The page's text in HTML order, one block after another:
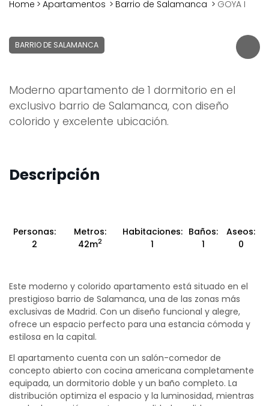
Home > Apartamentos > Barrio de Salamanca > GOYA I
BARRIO DE SALAMANCA
Moderno apartamento de 1 dormitorio en el
exclusivo barrio de Salamanca, con diseño
colorido y excelente ubicación.
Descripción
Personas:
2
Metros:
42m2
Habitaciones:
1
Baños:
1
Aseos:
0
Este moderno y colorido apartamento está situado en el
prestigioso barrio de Salamanca, una de las zonas más
exclusivas de Madrid. Con un diseño funcional y alegre,
ofrece un espacio perfecto para una estancia cómoda y
estilosa en la capital.
El apartamento cuenta con un salón-comedor de
concepto abierto con cocina americana completamente
equipada, un dormitorio doble y un baño completo. La
distribución optimiza el espacio y la luminosidad, mientras